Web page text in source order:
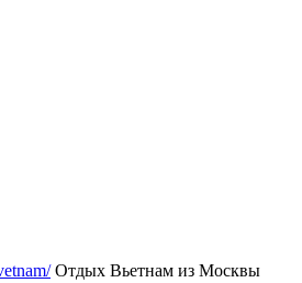
Отдых Вьетнам из Москвы